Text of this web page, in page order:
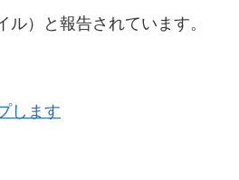
）と報告されています。
します